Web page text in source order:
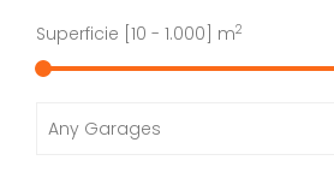
Superficie [ 10 - 1.000 ] m2